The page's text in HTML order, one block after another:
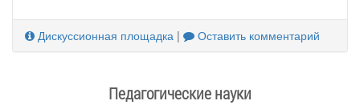
Дискуссионная площадка | Оставить комментарий
Педагогические науки